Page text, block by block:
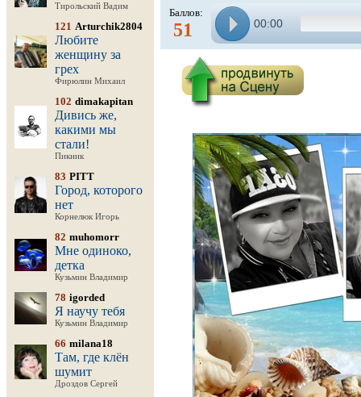
Тирольский Вадим
121 Arturchik2804
Любите
женщину за
грех
Фирюлин Михаил
102 dimakapitan
Дивись же,
какими мы
стали!
Пикник
83 PITT
Город, которого
нет
Корнелюк Игорь
82 muhomorr
Мне одиноко,
детка
Кузьмин Владимир
78 igorded
Я научу тебя
Кузьмин Владимир
66 milana18
Там, где клён
шумит
Дроздов Сергей
Баллов:
51 00:00